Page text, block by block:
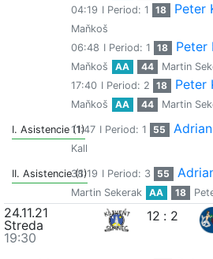
04:19 I Period: 1 18 Peter
Maňkoš
06:48 I Period: 1 18 Peter
Maňkoš
AA 44
Martin
17:40 I Period: 2 18 Peter
Maňkoš
AA 44 Martin
I. Asistencie (1)
11:47 I Period: 1 55
Kall
II. Asistencie (1)
38:19 I Period: 3 55
Martin Sekerak
AA 18
24.11.21
Streda
19:30
12 : 2